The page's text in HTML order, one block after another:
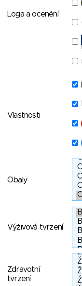
Loga a ocenění
Vlastnosti
Obaly
Výživová tvrzení
Zdravotní
tvrzení